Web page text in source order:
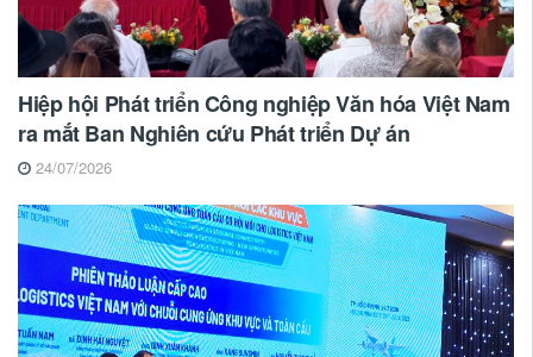
Hiệp hội Phát triển Công nghiệp Văn hóa Việt Nam
ra mắt Ban Nghiên cứu Phát triển Dự án
24/07/2026